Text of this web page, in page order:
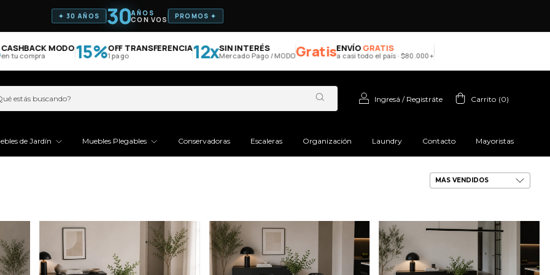
✦ 30 AÑOS 30AÑOS
CON VOS PROMOS ✦
MODO
tu compra 15%OFF TRANSFERENCIA
1 pago 12xSIN INTERÉS
Mercado Pago / MODOGratisENVÍOGRATIS
a casi todo el país · $80.000+
Ingresá / Registráte Carrito (0)
de Jardín Muebles Plegables Conservadoras Escaleras Organización Laundry Contacto Mayoristas